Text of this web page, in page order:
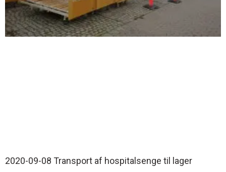
2020-09-08 Transport af hospitalsenge til lager